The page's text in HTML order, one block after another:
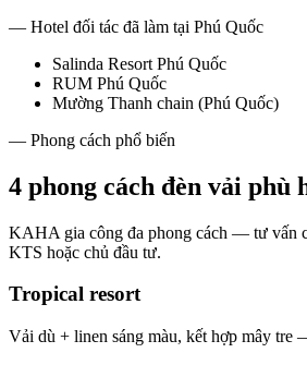
— Hotel đối tác đã làm tại Phú Quốc
Salinda Resort Phú Quốc
RUM Phú Quốc
Mường Thanh chain (Phú Quốc)
— Phong cách phổ biến
4 phong cách đèn vải phù
KAHA gia công đa phong cách — tư vấn
KTS hoặc chủ đầu tư.
Tropical resort
Vải dù + linen sáng màu, kết hợp mây tre